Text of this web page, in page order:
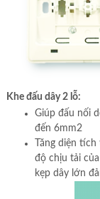
Khe đấu dây 2 lỗ:
Giúp đấu nối
đến 6mm2
Tăng diện
độ chịu tải
kẹp dây lớn